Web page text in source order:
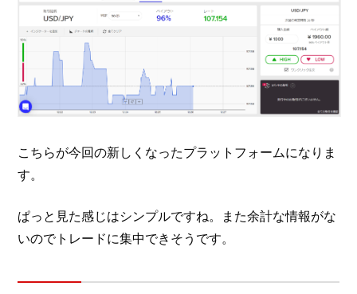
こちらが今回の新しくなったプラットフォームになりま
す。
ぱっと見た感じはシンプルですね。また余計な情報がな
いのでトレードに集中できそうです。